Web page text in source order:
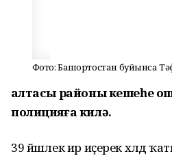
Фото: Башҡортостан буйынса
Ҡалтасы районы кешеһе
полицияға килә.
39 йәшлек ир иҫерек хәлдә